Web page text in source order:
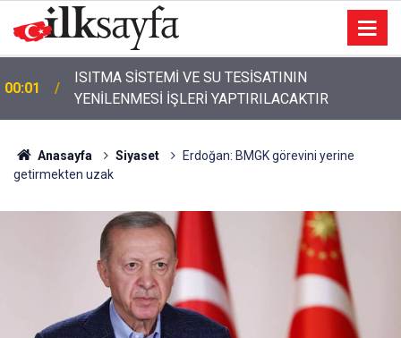
00:01
ISITMA SİSTEMİ VE SU TESİSATININ
YENİLENMESİ İŞLERİ YAPTIRILACAKTIR
Anasayfa Siyaset
Erdoğan: BMGK görevini yerine
getirmekten uzak